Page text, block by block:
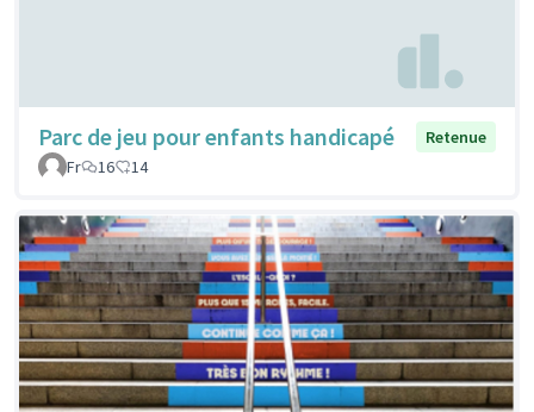
Parc de jeu pour enfants handicapé
Retenue
Fr
16 14